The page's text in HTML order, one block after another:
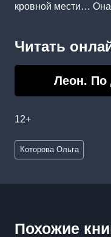
кровной мести…
Читать
Леон. По
12+
Метки
записи:
Которова Ольга
Похожие